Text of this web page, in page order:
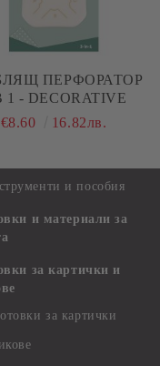
ПЕРФОРАТОР
1 - DECORATIVE
€8.60
16.82лв.
и пособия
и материали за
за картички и
за картички